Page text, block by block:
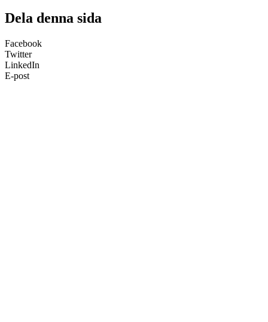
Dela denna sida
Facebook
Twitter
LinkedIn
E-post